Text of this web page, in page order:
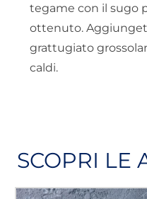
tegame con il sugo
ottenuto.
grattugiato
caldi.
SCOPRI LE